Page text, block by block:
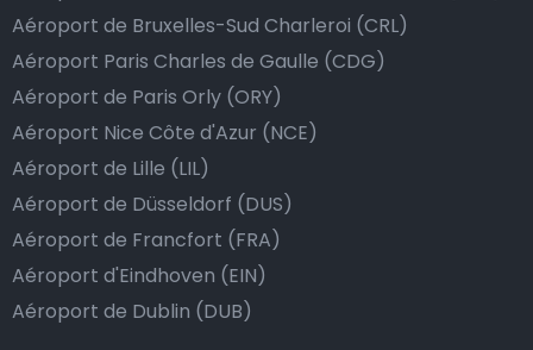
le prix de la course au montant supérieur, ou de dire
au chauffeur de ne pas rendre la monnaie après lui
avoir donné un billet plus élevé que le prix de la
course.
Combien coûte une navette d’aéroport à
Bettendorf?
L’un des plus gros avantages des transports
Aéroport de Bruxelles-Sud Charleroi (CRL)
Aéroport Paris Charles de Gaulle (CDG)
Aéroport de Paris Orly (ORY)
Aéroport Nice Côte d'Azur (NCE)
Aéroport de Lille (LIL)
Aéroport de Düsseldorf (DUS)
Aéroport de Francfort (FRA)
Aéroport d'Eindhoven (EIN)
Aéroport de Dublin (DUB)